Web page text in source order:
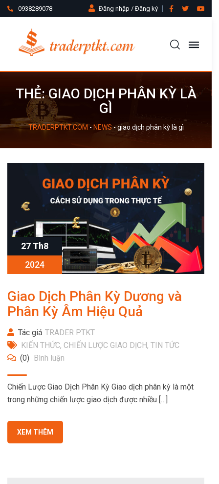
0938289078 Đăng nhập / Đăng ký
THẺ:GIAO DỊCH PHÂN KỲ LÀ
GÌ
TRADERPTKT.COM - NEWS - giao dịch phân kỳ là gì
27 Th8
2024
Giao Dịch Phân Kỳ Dương và
Phân Kỳ Âm Hiệu Quả
Tác giả TRADER PTKT
KIẾN THỨC, CHIẾN LƯỢC GIAO DỊCH, TIN TỨC
(0) Bình luận
Chiến Lược Giao Dịch Phân Kỳ Giao dịch phân kỳ là một
trong những chiến lược giao dịch được nhiều […]
XEM THÊM